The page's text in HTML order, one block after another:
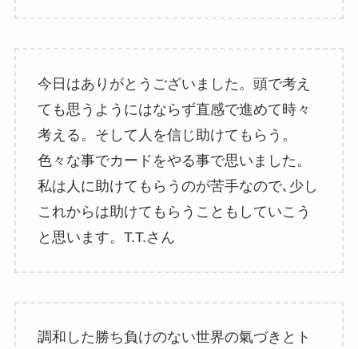
今日はありがとうございました。頭で考え
ても思うようにはならず直感で進めて時々
考える。そして人を信じ助けてもらう。
色々な事でカードをやる事で思いました。
私は人に助けてもらうのが苦手なので､少し
これからは助けてもらうこともしていこう
と思います。T.T.さん
調和した勝ち負けのない世界の氣づきとト